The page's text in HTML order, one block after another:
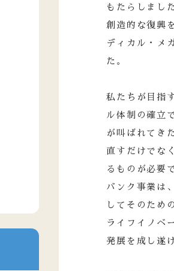
もたらしまし
創造的な復興
ディカル・メ
た。
私たちが目指
ル体制の確立
が叫ばれてき
直すだけでな
るものが必要
バンク事業は
してそのため
ライフイノベ
発展を成し遂